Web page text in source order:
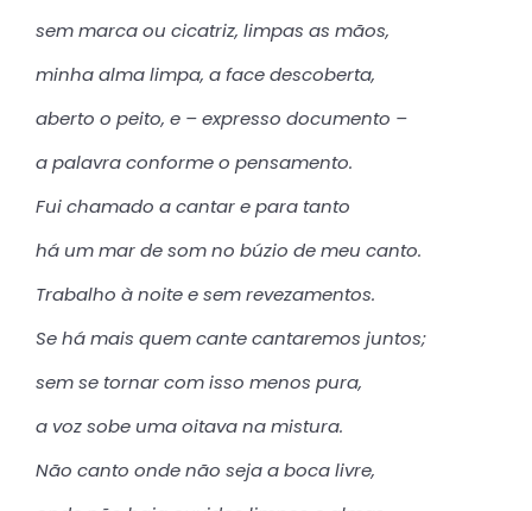
sem marca ou cicatriz, limpas as mãos,
minha alma limpa, a face descoberta,
aberto o peito, e – expresso documento –
a palavra conforme o pensamento.
Fui chamado a cantar e para tanto
há um mar de som no búzio de meu canto.
Trabalho à noite e sem revezamentos.
Se há mais quem cante cantaremos juntos;
sem se tornar com isso menos pura,
a voz sobe uma oitava na mistura.
Não canto onde não seja a boca livre,